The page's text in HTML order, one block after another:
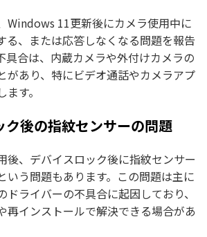
Windows 11更新後にカメラ使用中に
る、または応答しなくなる問題を報告
具合は、内蔵カメラや外付けカメラの
があり、特にビデオ通話やカメラアプ
す。
ク後の指紋センサーの問題
後、デバイスロック後に指紋センサー
いう問題もあります。この問題は主に
ライバーの不具合に起因しており、
再インストールで解決できる場合があ